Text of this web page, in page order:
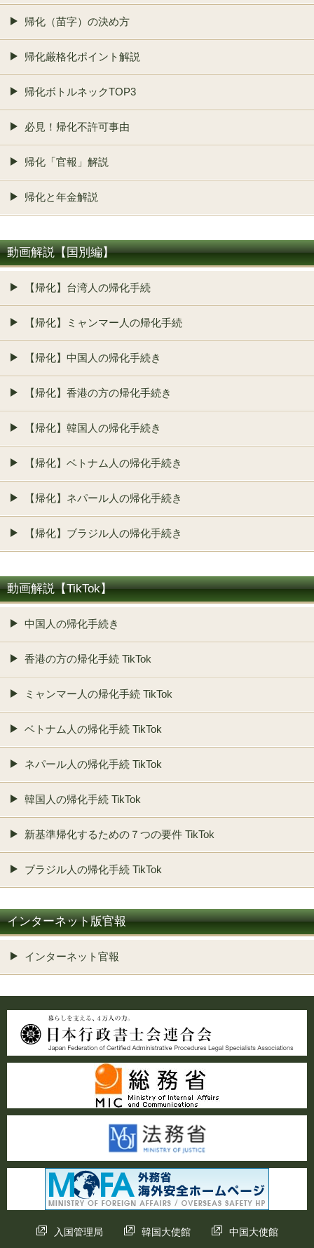
帰化（苗字）の決め方
帰化厳格化ポイント解説
帰化ボトルネックTOP3
必見！帰化不許可事由
帰化「官報」解説
帰化と年金解説
動画解説【国別編】
【帰化】台湾人の帰化手続
【帰化】ミャンマー人の帰化手続
【帰化】中国人の帰化手続き
【帰化】香港の方の帰化手続き
【帰化】韓国人の帰化手続き
【帰化】ベトナム人の帰化手続き
【帰化】ネパール人の帰化手続き
【帰化】ブラジル人の帰化手続き
動画解説【TikTok】
中国人の帰化手続き
香港の方の帰化手続 TikTok
ミャンマー人の帰化手続 TikTok
ベトナム人の帰化手続 TikTok
ネパール人の帰化手続 TikTok
韓国人の帰化手続 TikTok
新基準帰化するための７つの要件 TikTok
ブラジル人の帰化手続 TikTok
インターネット版官報
インターネット官報
入国管理局 韓国大使館 中国大使館